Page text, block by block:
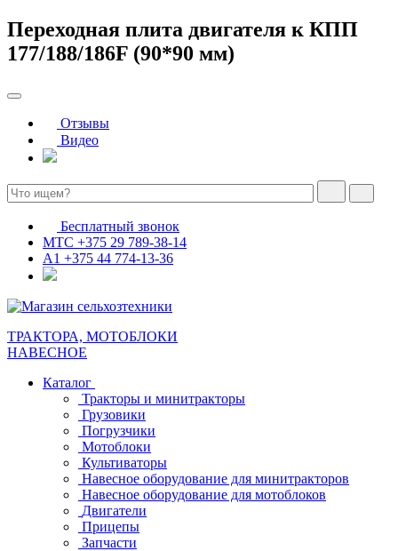
Переходная плита двигателя к КПП
177/188/186F (90*90 мм)
Отзывы
Видео
Бесплатный звонок
МТС +375 29 789-38-14
А1 +375 44 774-13-36
ТРАКТОРА, МОТОБЛОКИ
НАВЕСНОЕ
Каталог
Тракторы и минитракторы
Грузовики
Погрузчики
Мотоблоки
Культиваторы
Навесное оборудование для минитракторов
Навесное оборудование для мотоблоков
Двигатели
Прицепы
Запчасти